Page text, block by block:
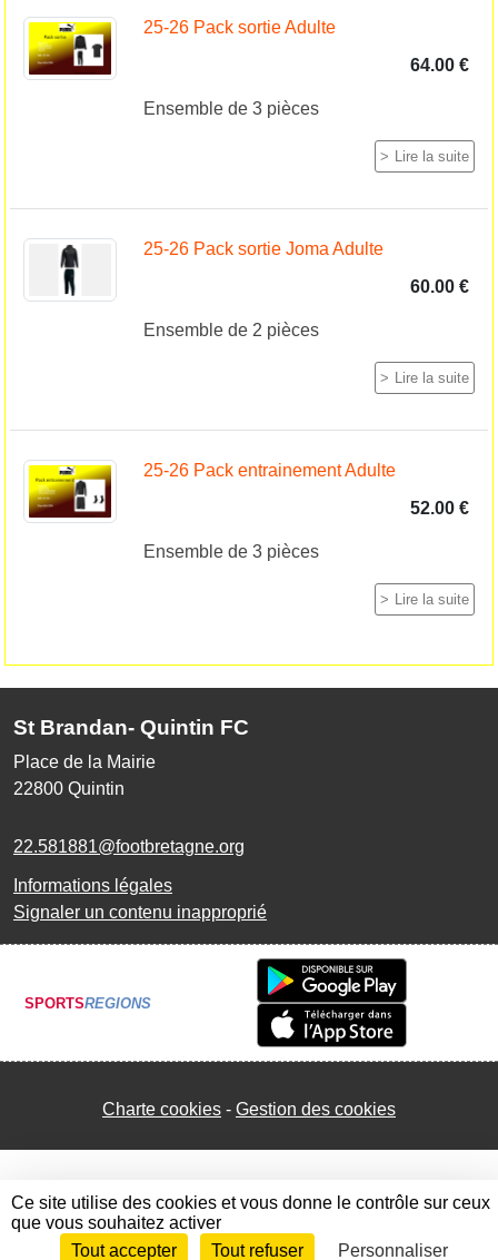
25-26 Pack sortie Adulte
64.00 €
Ensemble de 3 pièces
Lire la suite
25-26 Pack sortie Joma Adulte
60.00 €
Ensemble de 2 pièces
Lire la suite
25-26 Pack entrainement Adulte
52.00 €
Ensemble de 3 pièces
Lire la suite
St Brandan- Quintin FC
Place de la Mairie
22800 Quintin
22.581881@footbretagne.org
Informations légales
Signaler un contenu inapproprié
SPORTSREGIONS
Charte cookies Gestion des cookies
Envie de participer ? Connexion
Ce site utilise des cookies et vous donne le contrôle sur ceux
que vous souhaitez activer
Tout accepter
Tout refuser Personnaliser